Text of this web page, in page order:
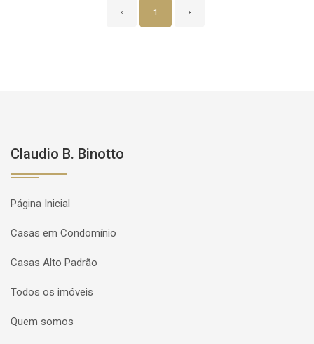
‹ 1 ›
Claudio B. Binotto
Página Inicial
Casas em Condomínio
Casas Alto Padrão
Todos os imóveis
Quem somos